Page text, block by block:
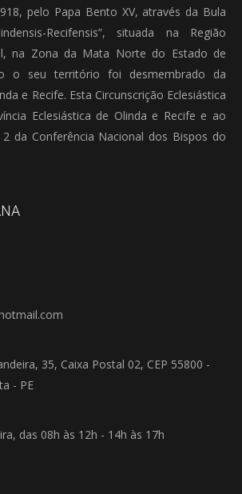
pelo Papa Bento XV, através da Bula
Recifensis”, situada na Região
na Zona da Mata Norte do Estado de
o seu território foi desmembrado da
e Recife. Esta Circunscrição Eclesiástica
Eclesiástica de Olinda e Recife e ao
da Conferência Nacional dos Bispos do
35, Caixa Postal 02, CEP 55800 -
- PE
das 08h às 12h - 14h às 17h